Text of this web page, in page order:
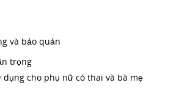
và bảo quản
trọng
dụng cho phụ nữ có thai và bà mẹ